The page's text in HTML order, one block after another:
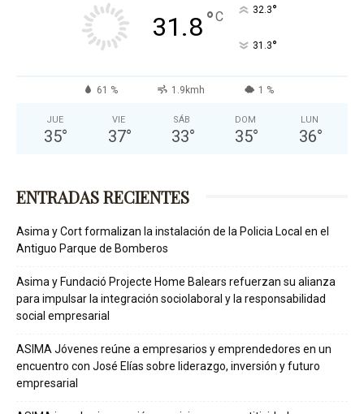
31.8°C 32.3°
31.3°
61 % 1.9kmh 1 %
JUE
35°
VIE
37°
SÁB
33°
DOM
35°
LUN
36°
ENTRADAS RECIENTES
Asima y Cort formalizan la instalación de la Policia Local en el
Antiguo Parque de Bomberos
Asima y Fundació Projecte Home Balears refuerzan su alianza
para impulsar la integración sociolaboral y la responsabilidad
social empresarial
ASIMA Jóvenes reúne a empresarios y emprendedores en un
encuentro con José Elías sobre liderazgo, inversión y futuro
empresarial